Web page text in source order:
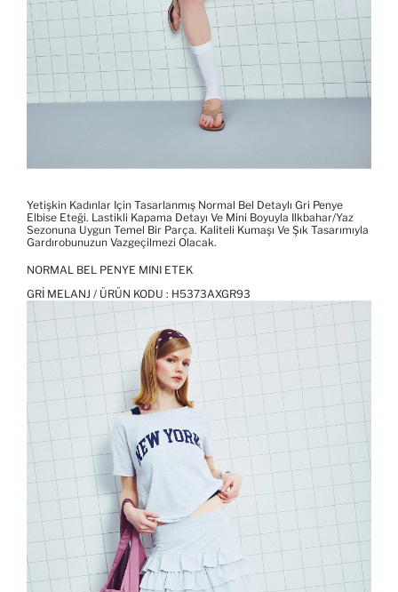
Yetişkin Kadınlar Için Tasarlanmış Normal Bel Detaylı Gri Penye
Elbise Eteği. Lastikli Kapama Detayı Ve Mini Boyuyla Ilkbahar/yaz
Sezonuna Uygun Temel Bir Parça. Kaliteli Kumaşı Ve Şık Tasarımıyla
Gardırobunuzun Vazgeçilmezi Olacak.
NORMAL BEL PENYE MINI ETEK
GRI MELANJ / ÜRÜN KODU : H5373AXGR93